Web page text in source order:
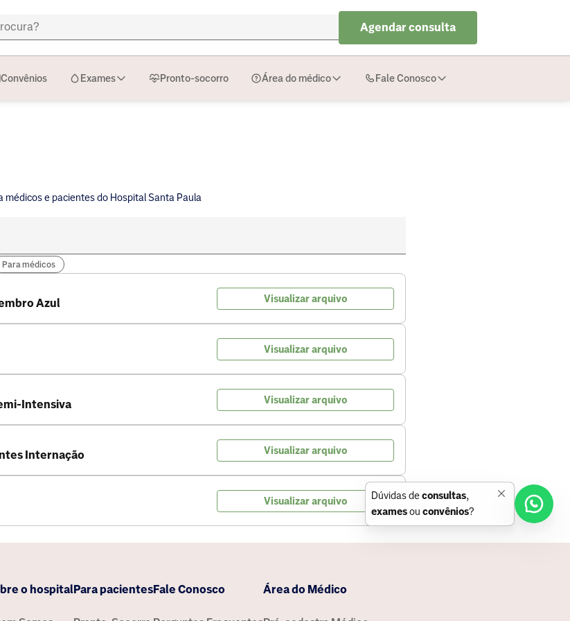
Agendar consulta
Convênios Exames Pronto-socorro Área do médico Fale Conosco
e pacientes do Hospital Santa Paula
Para médicos
Azul Visualizar arquivo
Visualizar arquivo
Intensiva Visualizar arquivo
Internação Visualizar arquivo
Visualizar arquivo
o hospitalPara pacientesFale Conosco Área do Médico
Dúvidas deconsultas,
examesou convênios?